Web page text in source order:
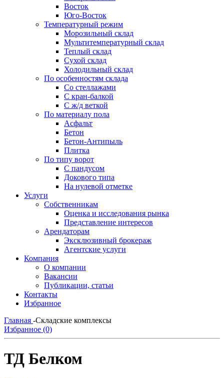
Восток
Юго-Восток
Температурный режим
Морозильный склад
Мультитемпературный склад
Теплый склад
Сухой склад
Холодильный склад
По особенностям склада
Со стеллажами
С кран-балкой
С ж/д веткой
По материалу пола
Асфальт
Бетон
Бетон-Антипыль
Плитка
По типу ворот
С пандусом
Докового типа
На нулевой отметке
Услуги
Собственникам
Оценка и исследования рынка
Представление интересов
Арендаторам
Эксклюзивный брокераж
Агентские услуги
Компания
О компании
Вакансии
Публикации, статьи
Контакты
Избранное
Главная -Складские комплексы
Избранное (0)
ТД Белком